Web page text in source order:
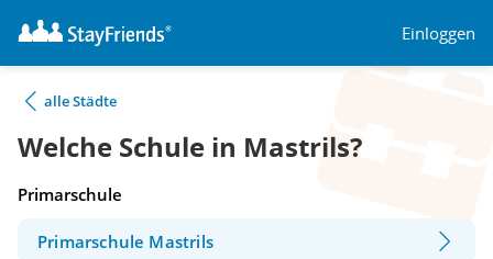
Einloggen
alle Städte
Welche Schule in Mastrils?
Primarschule
Primarschule Mastrils